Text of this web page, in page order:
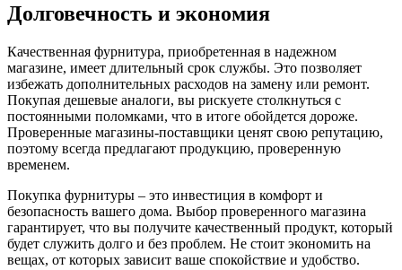
Долговечность и экономия
Качественная фурнитура, приобретенная в надежном
магазине, имеет длительный срок службы. Это позволяет
избежать дополнительных расходов на замену или ремонт.
Покупая дешевые аналоги, вы рискуете столкнуться с
постоянными поломками, что в итоге обойдется дороже.
Проверенные магазины-поставщики ценят свою репутацию,
поэтому всегда предлагают продукцию, проверенную
временем.
Покупка фурнитуры – это инвестиция в комфорт и
безопасность вашего дома. Выбор проверенного магазина
гарантирует, что вы получите качественный продукт, который
будет служить долго и без проблем. Не стоит экономить на
вещах, от которых зависит ваше спокойствие и удобство.